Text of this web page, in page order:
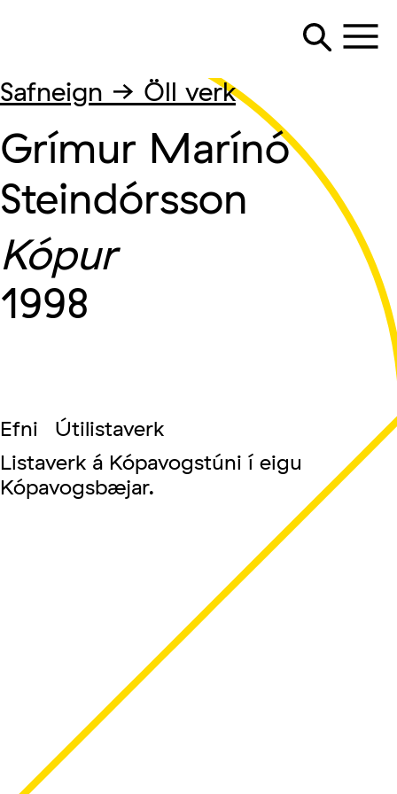
Safneign → Öll verk
Grímur Marínó
Steindórsson
Kópur
1998
Efni
Útilistaverk
Listaverk á Kópavogstúni í eigu
Kópavogsbæjar.